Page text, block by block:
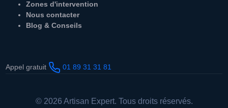
Zones d'intervention
Nous contacter
Blog & Conseils
Appel gratuit 01 89 31 31 81
© 2026 Artisan Expert. Tous droits réservés.